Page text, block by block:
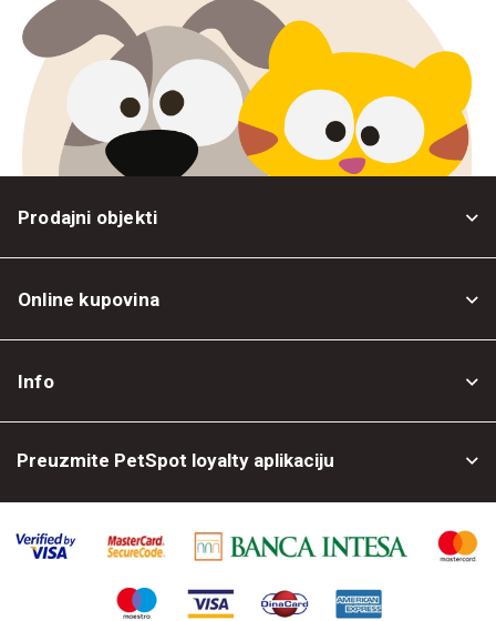
Prodajni objekti
Online kupovina
Info
Preuzmite PetSpot loyalty aplikaciju